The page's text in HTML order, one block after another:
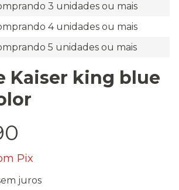
3 unidades ou mais
4 unidades ou mais
5 unidades ou mais
Kaiser king blue
Pix
juros